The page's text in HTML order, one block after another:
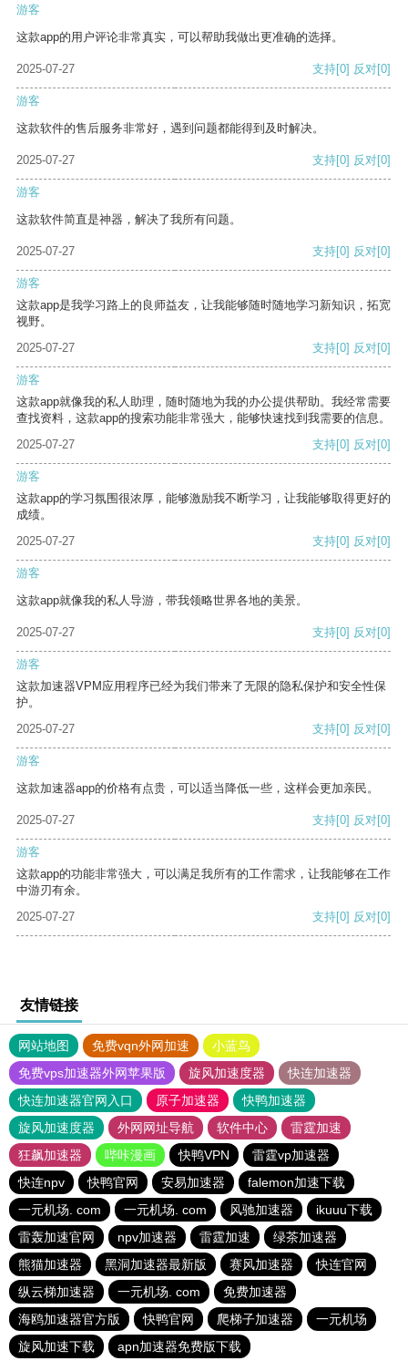
游客
这款app的用户评论非常真实，可以帮助我做出更准确的选择。
2025-07-27 支持[0] 反对[0]
游客
这款软件的售后服务非常好，遇到问题都能得到及时解决。
2025-07-27 支持[0] 反对[0]
游客
这款软件简直是神器，解决了我所有问题。
2025-07-27 支持[0] 反对[0]
游客
这款app是我学习路上的良师益友，让我能够随时随地学习新知识，拓宽
视野。
2025-07-27
支持[0] 反对[0]
游客
这款app就像我的私人助理，随时随地为我的办公提供帮助。我经常需要
查找资料，这款app的搜索功能非常强大，能够快速找到我需要的信息。
2025-07-27
支持[0] 反对[0]
游客
这款app的学习氛围很浓厚，能够激励我不断学习，让我能够取得更好的
成绩。
2025-07-27
支持[0] 反对[0]
游客
这款app就像我的私人导游，带我领略世界各地的美景。
2025-07-27 支持[0] 反对[0]
游客
这款加速器VPM应用程序已经为我们带来了无限的隐私保护和安全性保
护。
2025-07-27
支持[0] 反对[0]
游客
这款加速器app的价格有点贵，可以适当降低一些，这样会更加亲民。
2025-07-27 支持[0] 反对[0]
游客
这款app的功能非常强大，可以满足我所有的工作需求，让我能够在工作
中游刃有余。
2025-07-27
支持[0] 反对[0]
友情链接
网站地图 免费vqn外网加速
小蓝鸟
免费vps加速器外网苹果版
旋风加速度器
快连加速器
快连加速器官网入口
原子加速器
快鸭加速器
旋风加速度器
外网网址导航 软件中心
雷霆加速
狂飙加速器
哔咔漫画 快鸭VPN
雷霆vp加速器
快连npv
快鸭官网 安易加速器
falemon加速下载
一元机场. com
一元机场. com 风驰加速器
ikuuu下载
雷轰加速官网
npv加速器 雷霆加速
绿茶加速器
熊猫加速器
黑洞加速器最新版 赛风加速器
快连官网
纵云梯加速器
一元机场. com
免费加速器
海鸥加速器官方版
快鸭官网 爬梯子加速器
一元机场
旋风加速下载
apn加速器免费版下载